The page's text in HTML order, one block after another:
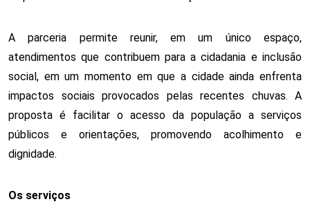
A parceria permite reunir, em um único espaço,
atendimentos que contribuem para a cidadania e inclusão
social, em um momento em que a cidade ainda enfrenta
impactos sociais provocados pelas recentes chuvas. A
proposta é facilitar o acesso da população a serviços
públicos e orientações, promovendo acolhimento e
dignidade.
Os serviços